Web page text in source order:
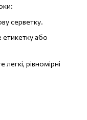
серветку.
або
рівномірні